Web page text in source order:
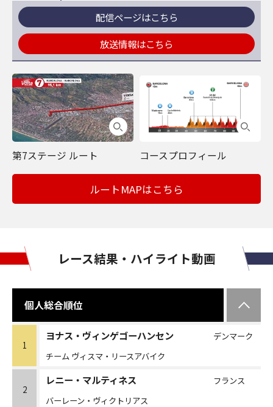
配信ページはこちら
放送情報はこちら
第7ステージ ルート コースプロフィール
ルートMAPはこちら
レース結果・ハイライト動画
個人総合順位
1
ヨナス・ヴィンゲゴーハンセン
デンマーク
チーム ヴィスマ・リースアバイク
2
レニー・マルティネス
フランス
バーレーン・ヴィクトリアス